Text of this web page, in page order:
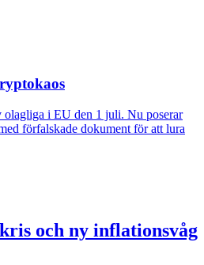
olagliga i EU den 1 juli. Nu poserar
förfalskade dokument för att lura
och ny inflationsvåg